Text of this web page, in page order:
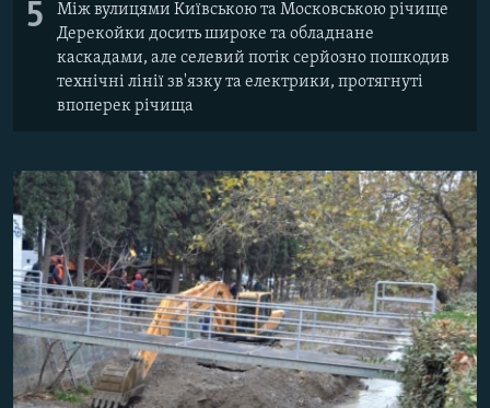
5
Між вулицями Київською та Московською річище
Дерекойки досить широке та обладнане
каскадами, але селевий потік серйозно пошкодив
технічні лінії зв'язку та електрики, протягнуті
впоперек річища